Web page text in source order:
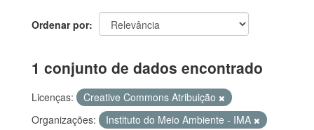
Ordenar por
1 conjunto de dados encontrado
Licenças:
Creative Commons Atribuição
Organizações:
Instituto do Meio Ambiente - IMA